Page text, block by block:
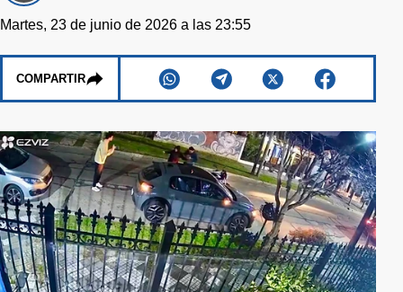
Martes, 23 de junio de 2026 a las 23:55
COMPARTIR